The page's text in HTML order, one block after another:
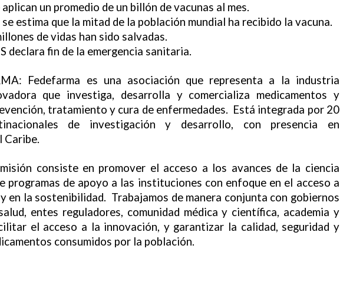
un promedio de un billón de vacunas al mes.
estima que la mitad de la población mundial ha recibido la vacuna.
de vidas han sido salvadas.
declara fin de la emergencia sanitaria.
Fedefarma es una asociación que representa a la industria
que investiga, desarrolla y comercializa medicamentos y
tratamiento y cura de enfermedades. Está integrada por 20
de investigación y desarrollo, con presencia en
Caribe.
consiste en promover el acceso a los avances de la ciencia
programas de apoyo a las instituciones con enfoque en el acceso a
en la sostenibilidad. Trabajamos de manera conjunta con gobiernos
entes reguladores, comunidad médica y científica, academia y
el acceso a la innovación, y garantizar la calidad, seguridad y
consumidos por la población.